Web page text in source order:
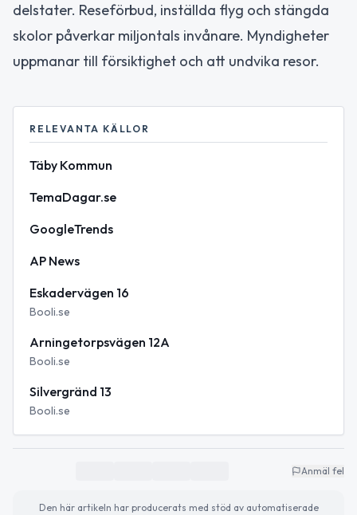
delstater. Reseförbud, inställda flyg och stängda
skolor påverkar miljontals invånare. Myndigheter
uppmanar till försiktighet och att undvika resor.
RELEVANTA KÄLLOR
Täby Kommun
TemaDagar.se
GoogleTrends
AP News
Eskadervägen 16
Booli.se
Arningetorpsvägen 12A
Booli.se
Silvergränd 13
Booli.se
Anmäl fel
Den här artikeln har producerats med stöd av automatiserade